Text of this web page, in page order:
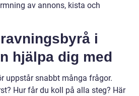
av annons, kista och
i
hjälpa dig med
uppstår snabbt många frågor.
Hur får du koll på alla steg? Här